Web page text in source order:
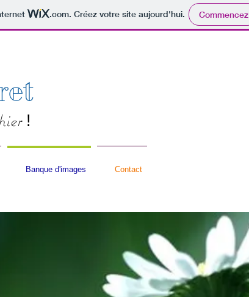
.com. Créez votre site aujourd'hui. Commencez
!
Banque d'images Contact